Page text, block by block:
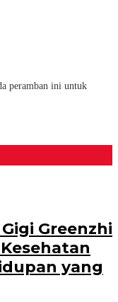
peramban ini untuk
Greenzhi
yang